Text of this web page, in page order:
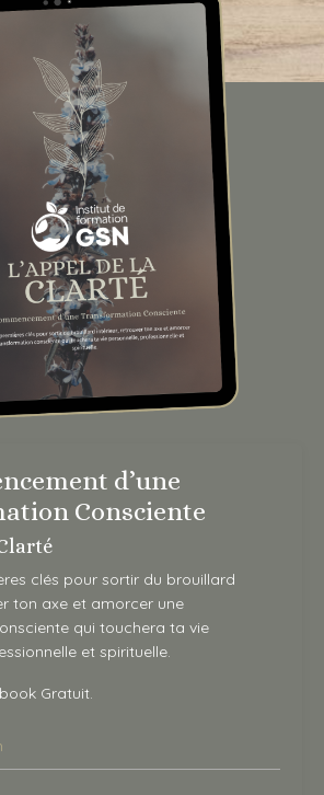
d’une
Consciente
clés pour sortir du brouillard
ton axe et amorcer une
qui touchera ta vie
et spirituelle.
Gratuit.